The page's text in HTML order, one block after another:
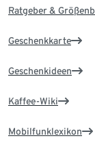
Ratgeber &
Geschenkkarte
Geschenkideen
Kaffee-Wiki
Mobilfunklexikon